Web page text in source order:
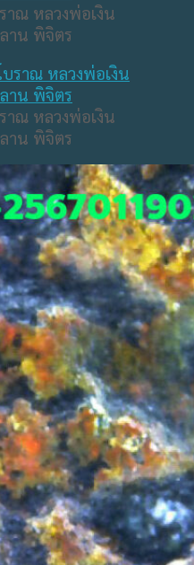
าณ หลวงพ่อเงิน
าน พิจิตร
าณ หลวงพ่อเงิน
าน พิจิตร